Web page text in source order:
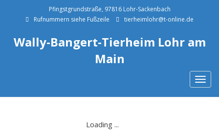
Pfingstgrundstraße, 97816 Lohr-Sackenbach
Rufnummern siehe Fußzeile
tierheimlohr@t-online.de
Wally-Bangert-Tierheim Lohr am
Main